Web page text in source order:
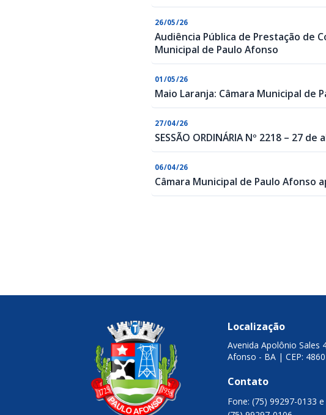
26/05/26
Audiência Pública de Prestação de
Municipal de Paulo Afonso
01/05/26
Maio Laranja: Câmara Municipal
27/04/26
SESSÃO ORDINÁRIA Nº 2218 – 27 de
06/04/26
Câmara Municipal de Paulo Afonso
Localização
Avenida Apolônio Sales
Afonso - BA | CEP:
Contato
Fone: (75) 99297-0133 e